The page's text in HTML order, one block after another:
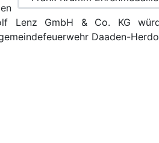
Lenz GmbH & Co. KG
Daaden-